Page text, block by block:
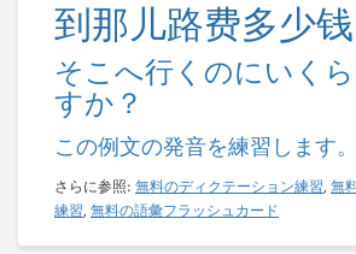
到那儿路费多少钱
そこへ行くのにいく
すか？
この例文の発音を練習します。
さらに参照: 無料のディクテーション練習, 無
練習, 無料の語彙フラッシュカード